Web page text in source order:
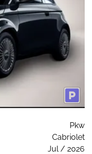
Pkw
Cabriolet
Jul / 2026